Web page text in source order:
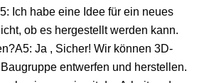
Ich habe eine Idee für ein neues
ob es hergestellt werden kann.
Ja , Sicher! Wir können 3D-
entwerfen und herstellen.